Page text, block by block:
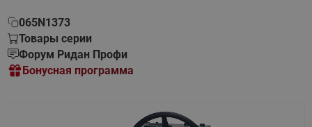
065N1373
Товары серии
Форум Ридан Профи
Бонусная программа